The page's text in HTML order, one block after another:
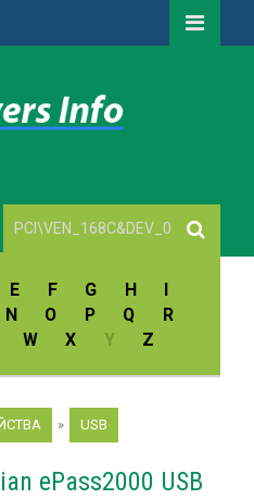
E F G H
I
N O P Q
R
W X Y Z
» USB
ePass2000 USB